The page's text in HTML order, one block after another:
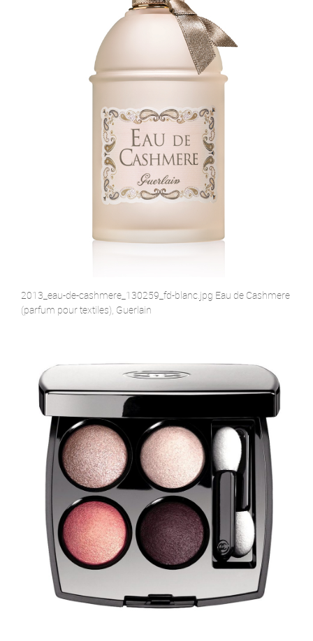
2013_eau-de-cashmere_130259_fd-blanc.jpg Eau de Cashmere
(parfum pour textiles), Guerlain